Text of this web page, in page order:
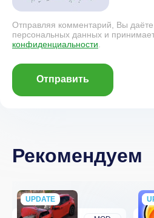
Отправляя комментарий, Вы даёте
персональных данных и
конфиденциальности.
Отправить
Рекомендуем
UPDATE
NEW